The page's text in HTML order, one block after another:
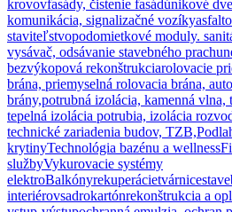
krovovfasády, čistenie fasádúnikové
komunikácia, signalizačné vozíky
staviteľstvopodomietkové moduly.
vysávač, odsávanie stavebného prachu
bezvýkopová rekonštrukciarolovacie
brána, priemyselná rolovacia brána,
brány,potrubná izolácia, kamenná
tepelná izolácia potrubia, izolácia
technické zariadenia budov, TZB,
krytinyTechnológia bazénu a wellness
službyVykurovacie systémy
elektroBalkónyrekuperácietvárnice
interiérovsadrokartónrekonštrukcia a